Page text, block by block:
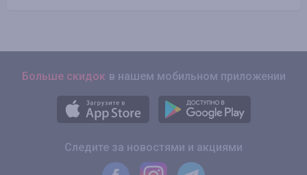
Больше скидок в нашем мобильном приложении
Следите за новостями и акциями